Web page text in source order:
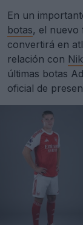
En un
botas, el nuevo
convertirá en
relación con
últimas botas
oficial de